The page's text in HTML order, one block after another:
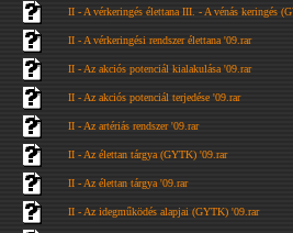
II - A vérkeringés élettana III. - A vénás keringés
II - A vérkeringési rendszer élettana '09.rar
II - Az akciós potenciál kialakulása '09.rar
II - Az akciós potenciál terjedése '09.rar
II - Az artériás rendszer '09.rar
II - Az élettan tárgya (GYTK) '09.rar
II - Az élettan tárgya '09.rar
II - Az idegműködés alapjai (GYTK) '09.rar